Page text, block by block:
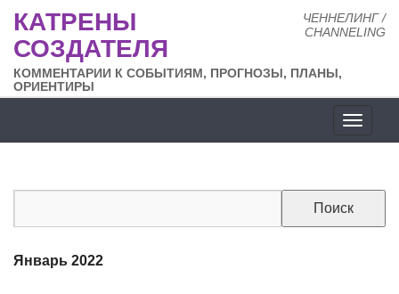
ЧЕННЕЛИНГ /
CHANNELING
КАТРЕНЫ
СОЗДАТЕЛЯ
КОММЕНТАРИИ К СОБЫТИЯМ, ПРОГНОЗЫ, ПЛАНЫ,
ОРИЕНТИРЫ
сайта
Январь 2022